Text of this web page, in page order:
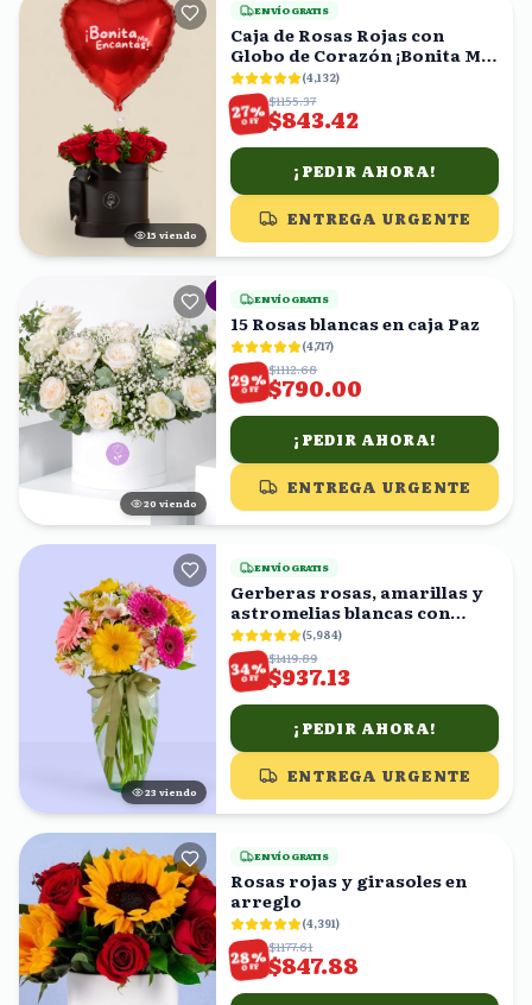
15 viendo
ENVÍO GRATIS
Caja de Rosas Rojas con
Globo de Corazón ¡Bonita Me
Encantas!
(4,132)
27%
OFF
$1155.37
$843.42
¡PEDIR AHORA!
ENTREGA URGENTE
20 viendo
ENVÍO GRATIS
15 Rosas blancas en caja Paz
(4,717)
29%
OFF
$1112.68
$790.00
¡PEDIR AHORA!
ENTREGA URGENTE
23 viendo
ENVÍO GRATIS
Gerberas rosas, amarillas y
astromelias blancas con
florero (5,984)
34%
OFF
$1419.89
$937.13
¡PEDIR AHORA!
ENTREGA URGENTE
ENVÍO GRATIS
Rosas rojas y girasoles en
arreglo
(4,391)
28%
OFF
$1177.61
$847.88